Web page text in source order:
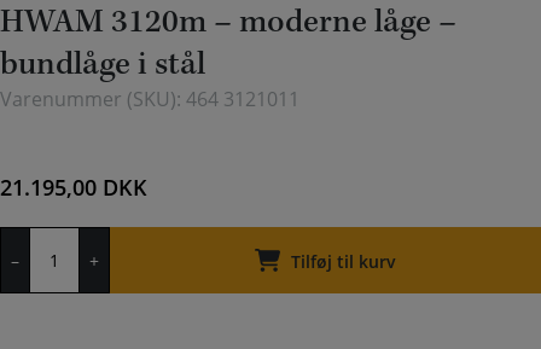
HWAM 3120m – moderne låge –
bundlåge i stål
Varenummer (SKU): 464 3121011
21.195,00 DKK
–
3120m
+ Tilføj til kurv